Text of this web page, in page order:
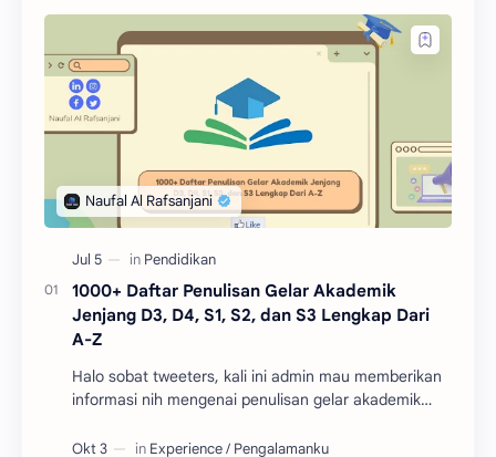
1000+ Daftar Penulisan Gelar Akademik
Jenjang D3, D4, S1, S2, dan S3 Lengkap Dari
A-Z
Halo sobat tweeters, kali ini admin mau memberikan
informasi nih mengenai penulisan gelar akademik